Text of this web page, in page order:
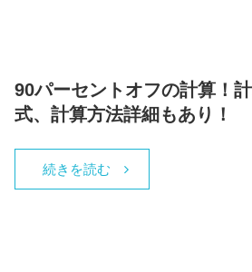
90パーセントオフの計算！
式、計算方法詳細もあり！
続きを読む